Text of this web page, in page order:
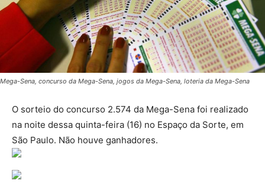
Mega-Sena, concurso da Mega-Sena, jogos da Mega-Sena, loteria da Mega-Sena
O sorteio do concurso 2.574 da Mega-Sena foi realizado
na noite dessa quinta-feira (16) no Espaço da Sorte, em
São Paulo. Não houve ganhadores.